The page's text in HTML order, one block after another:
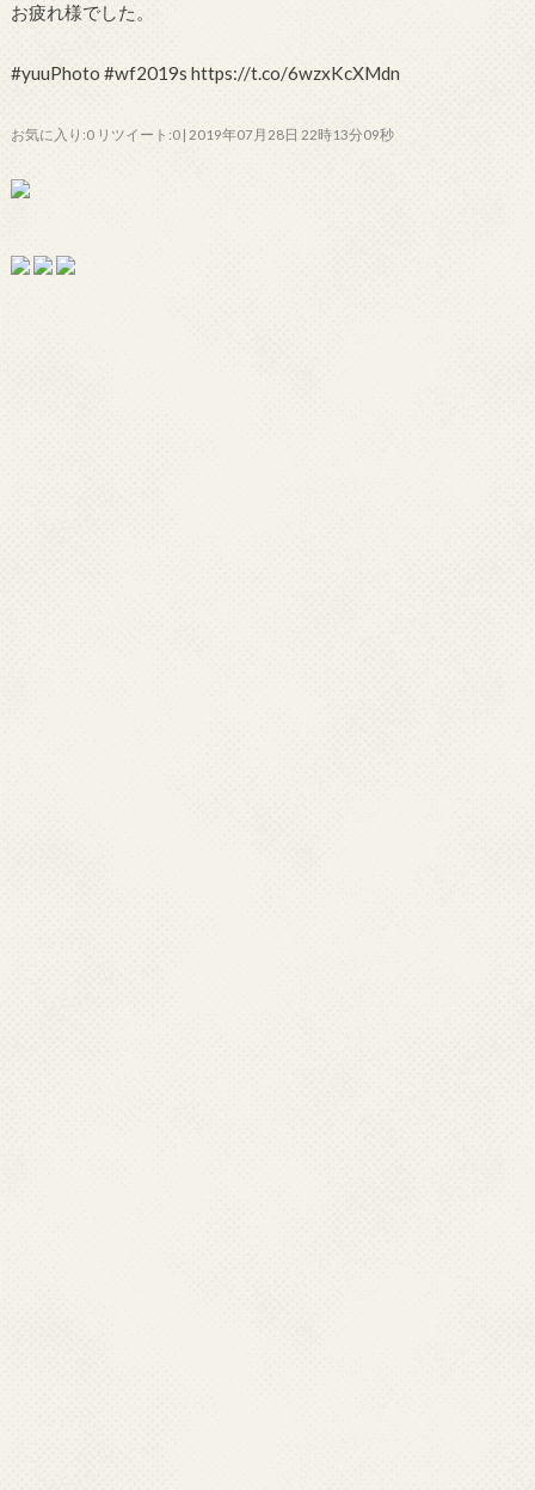
お疲れ様でした。
#yuuPhoto #wf2019s https://t.co/6wzxKcXMdn
お気に入り:0 リツイート:0 | 2019年07月28日 22時13分09秒